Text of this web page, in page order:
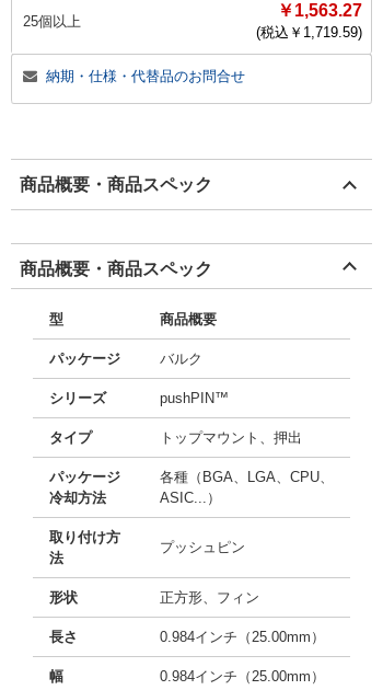
25個以上
￥1,563.27
(税込￥ 1,719.59)
納期・仕様・代替品のお問合せ
商品概要・商品スペック
商品概要・商品スペック
型 商品概要
パッケージ バルク
シリーズ pushPIN™
タイプ トップマウント、押出
パッケージ
冷却方法
各種（BGA、LGA、CPU、
ASIC...）
取り付け方
法
プッシュピン
形状 正方形、フィン
長さ 0.984インチ（25.00mm）
幅 0.984インチ（25.00mm）